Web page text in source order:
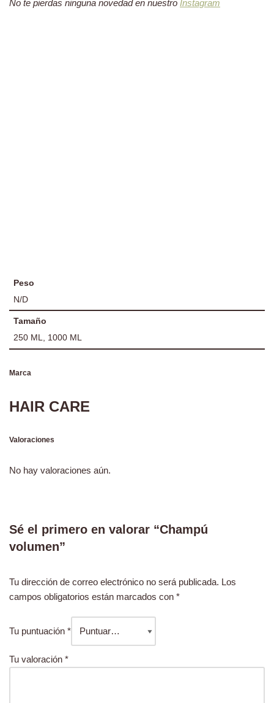
No te pierdas ninguna novedad en nuestro Instagram
Peso
N/D
Tamaño
250 ML, 1000 ML
Marca
HAIR CARE
Valoraciones
No hay valoraciones aún.
Sé el primero en valorar “Champú
volumen”
Tu dirección de correo electrónico no será publicada. Los
campos obligatorios están marcados con *
Tu puntuación *
Tu valoración *